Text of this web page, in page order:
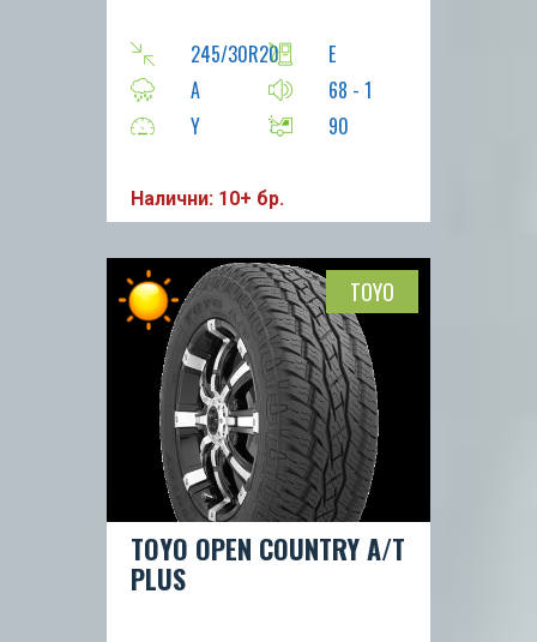
245/30R20
E
A
68 - 1
Y
90
Налични: 10+ бр.
TOYO OPEN COUNTRY A/T
PLUS
TOYO